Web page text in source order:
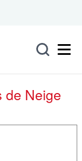
de Neige